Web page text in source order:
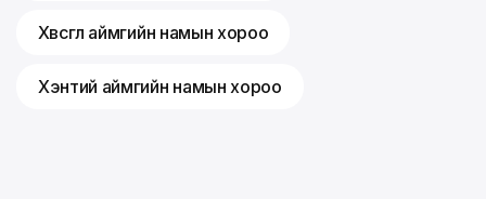
Хөвсгөл аймгийн намын хороо
Хэнтий аймгийн намын хороо